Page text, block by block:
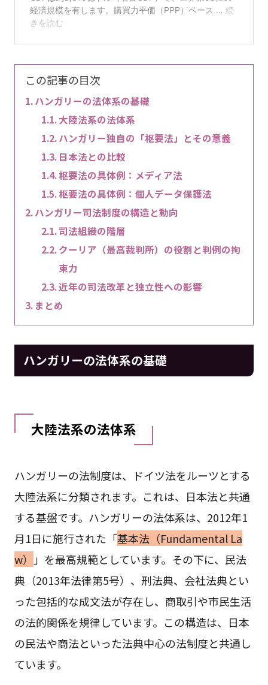
この記事の目次
ハンガリーの法体系の基礎
大陸法系の法体系
ハンガリー独自の「枢要法」とその意義
日本法との比較
枢要法の具体例：メディア法
枢要法の具体例：個人データ保護法
ハンガリー司法制度の構造と動向
司法組織の階層
クーリア（最高裁判所）の役割と判例の拘
束力
近年の司法改革と独立性への影響
まとめ
ハンガリーの法体系の基礎
大陸法系の法体系
ハンガリーの法制度は、ドイツ法をルーツとする
大陸法系に分類されます。これは、日本法と共通
する基盤です。ハンガリーの法体系は、2012年1
月1日に施行された「基本法（Fundamental La
w）
」を最高規範としています。その下に、民法
典（2013年法律第5号）、刑法典、会社法典とい
った包括的な成文法が存在し、商取引や市民生活
の法的関係を規律しています。この構造は、日本
の民法や商法といった法典中心の法制度と共通し
ています。